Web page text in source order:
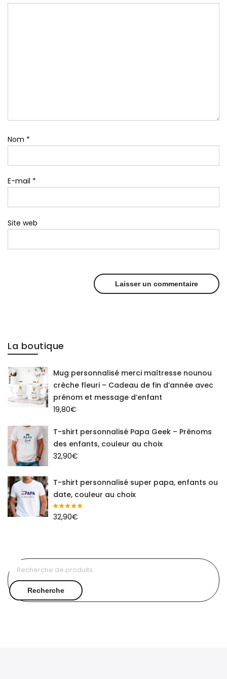
Nom *
E-mail *
Site web
La boutique
Mug personnalisé merci maîtresse nounou
crèche fleuri – Cadeau de fin d’année avec
prénom et message d’enfant
19,80€
T-shirt personnalisé Papa Geek – Prénoms
des enfants, couleur au choix
32,90€
T-shirt personnalisé super papa, enfants ou
date, couleur au choix
32,90€
Recherche